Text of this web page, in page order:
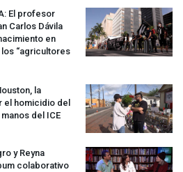
: El profesor
Carlos Dávila
en
“agricultores
la
el homicidio del
del ICE
y Reyna
colaborativo